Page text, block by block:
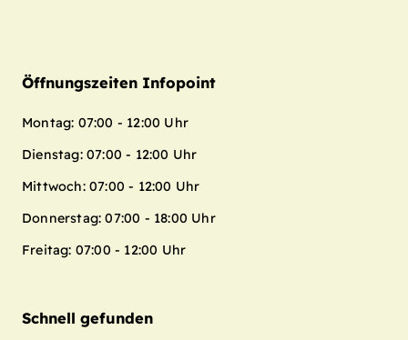
Öffnungszeiten Infopoint
Montag: 07:00 - 12:00 Uhr
Dienstag: 07:00 - 12:00 Uhr
Mittwoch: 07:00 - 12:00 Uhr
Donnerstag: 07:00 - 18:00 Uhr
Freitag: 07:00 - 12:00 Uhr
Schnell gefunden